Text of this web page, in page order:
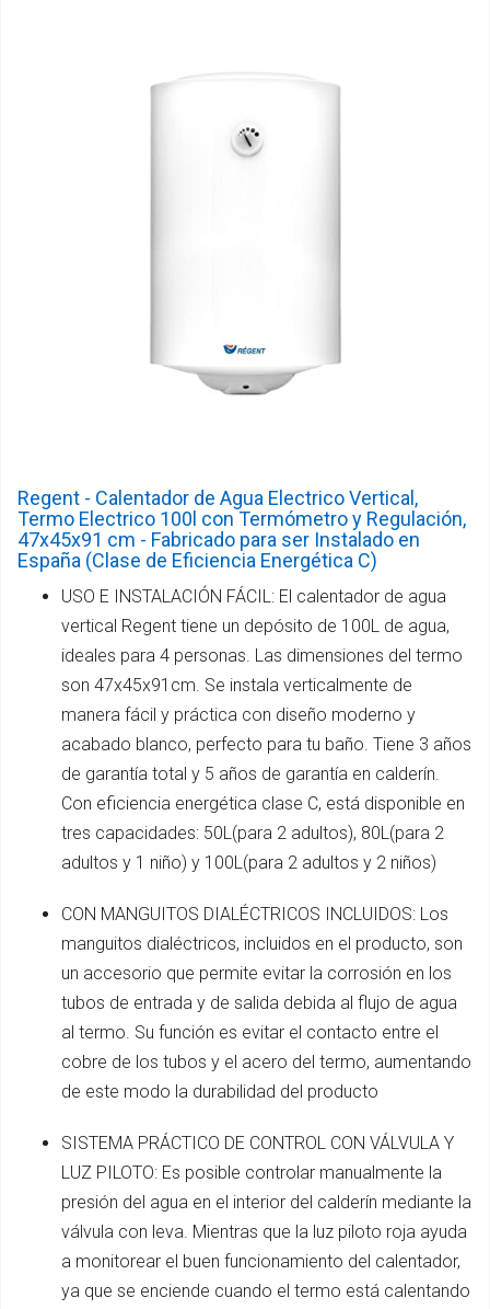
Regent - Calentador de Agua Electrico Vertical,
Termo Electrico 100l con Termómetro y Regulación,
47x45x91 cm - Fabricado para ser Instalado en
España (Clase de Eficiencia Energética C)
USO E INSTALACIÓN FÁCIL: El calentador de agua
vertical Regent tiene un depósito de 100L de agua,
ideales para 4 personas. Las dimensiones del termo
son 47x45x91cm. Se instala verticalmente de
manera fácil y práctica con diseño moderno y
acabado blanco, perfecto para tu baño. Tiene 3 años
de garantía total y 5 años de garantía en calderín.
Con eficiencia energética clase C, está disponible en
tres capacidades: 50L(para 2 adultos), 80L(para 2
adultos y 1 niño) y 100L(para 2 adultos y 2 niños)
CON MANGUITOS DIALÉCTRICOS INCLUIDOS: Los
manguitos dialéctricos, incluidos en el producto, son
un accesorio que permite evitar la corrosión en los
tubos de entrada y de salida debida al flujo de agua
al termo. Su función es evitar el contacto entre el
cobre de los tubos y el acero del termo, aumentando
de este modo la durabilidad del producto
SISTEMA PRÁCTICO DE CONTROL CON VÁLVULA Y
LUZ PILOTO: Es posible controlar manualmente la
presión del agua en el interior del calderín mediante la
válvula con leva. Mientras que la luz piloto roja ayuda
a monitorear el buen funcionamiento del calentador,
ya que se enciende cuando el termo está calentando